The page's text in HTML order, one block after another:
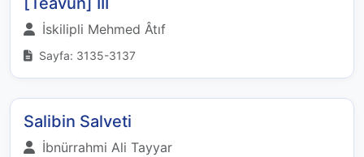
İskilipli Mehmed Âtıf
Sayfa: 3135-3137
Salibin Salveti
İbnürrahmi Ali Tayyar